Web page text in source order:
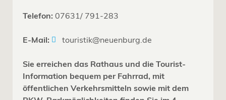
Telefon: 07631/ 791-283
E-Mail: touristik@neuenburg.de
Sie erreichen das Rathaus und die Tourist-
Information bequem per Fahrrad, mit
öffentlichen Verkehrsmitteln sowie mit dem